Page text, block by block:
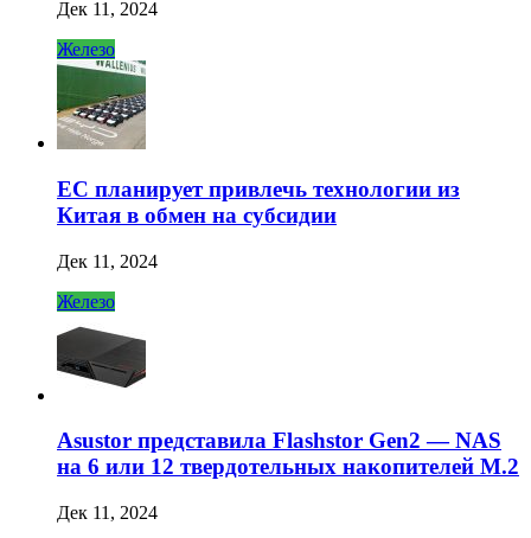
Дек 11, 2024
Железо
ЕС планирует привлечь технологии из
Китая в обмен на субсидии
Дек 11, 2024
Железо
Asustor представила Flashstor Gen2 — NAS
на 6 или 12 твердотельных накопителей M.2
Дек 11, 2024